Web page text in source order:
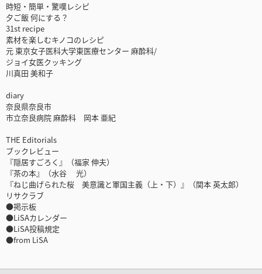
時短・簡単・驚嘆レシピ
夕ご飯 何にする？
31st recipe
素材を楽しむキノコのレシピ
元 東京女子医科大学東医療センター 麻酔科/
ジョイ女医クッキング
川真田 美和子
diary
奈良県奈良市
市立奈良病院 麻酔科 岡本 亜紀
THE Editorials
ブックレビュー
『隠居すごろく』（福家 伸夫）
『茶の本』（水谷 光）
『ねじ曲げられた桜 美意識と軍国主義（上・下）』（関本 英太郎）
リサクラブ
●掲示板
●LiSAカレンダー
●LiSA投稿規定
●from LiSA